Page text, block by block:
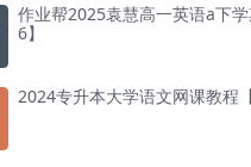
作业帮2025袁慧高一英语a下
6】
2024专升本大学语文网课教程